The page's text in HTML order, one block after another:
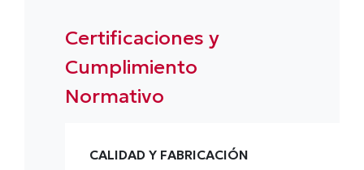
Certificaciones y
Cumplimiento
Normativo
CALIDAD Y FABRICACIÓN